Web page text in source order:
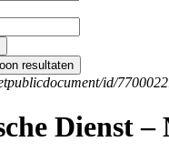
resultaten
Dienst